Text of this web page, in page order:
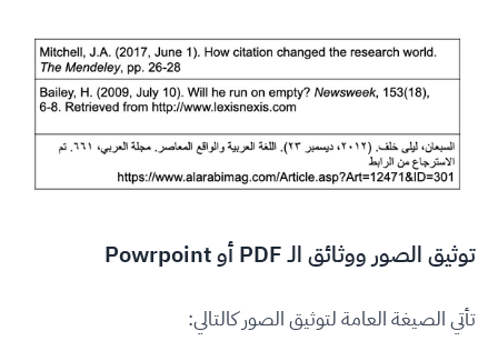
توثيق الصور ووثائق الـ PDF أو Powrpoint
تأتي الصيغة العامة لتوثيق الصور كالتالي: